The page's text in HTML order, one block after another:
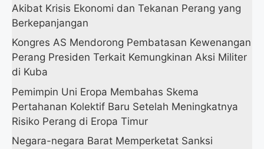
Akibat Krisis Ekonomi dan Tekanan Perang yang
Berkepanjangan
Kongres AS Mendorong Pembatasan Kewenangan
Perang Presiden Terkait Kemungkinan Aksi Militer
di Kuba
Pemimpin Uni Eropa Membahas Skema
Pertahanan Kolektif Baru Setelah Meningkatnya
Risiko Perang di Eropa Timur
Negara-negara Barat Memperketat Sanksi